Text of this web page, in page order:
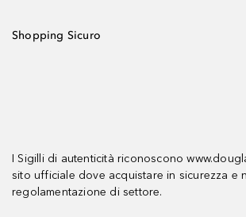
Shopping Sicuro
I Sigilli di autenticità riconoscono
sito ufficiale dove acquistare in sicurezza e
regolamentazione di settore.